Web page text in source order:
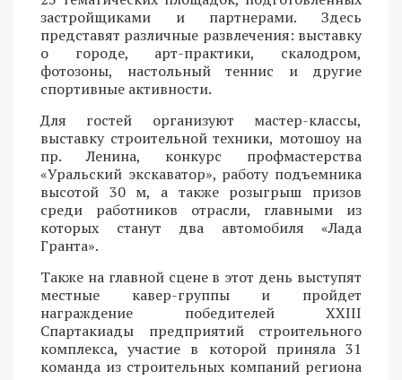
застройщиками и партнерами. Здесь
представят различные развлечения: выставку
о городе, арт-практики, скалодром,
фотозоны, настольный теннис и другие
спортивные активности.
Для гостей организуют мастер-классы,
выставку строительной техники, мотошоу на
пр. Ленина, конкурс профмастерства
«Уральский экскаватор», работу подъемника
высотой 30 м, а также розыгрыш призов
среди работников отрасли, главными из
которых станут два автомобиля «Лада
Гранта».
Также на главной сцене в этот день выступят
местные кавер-группы и пройдет
награждение победителей XXIII
Спартакиады предприятий строительного
комплекса, участие в которой приняла 31
команда из строительных компаний региона